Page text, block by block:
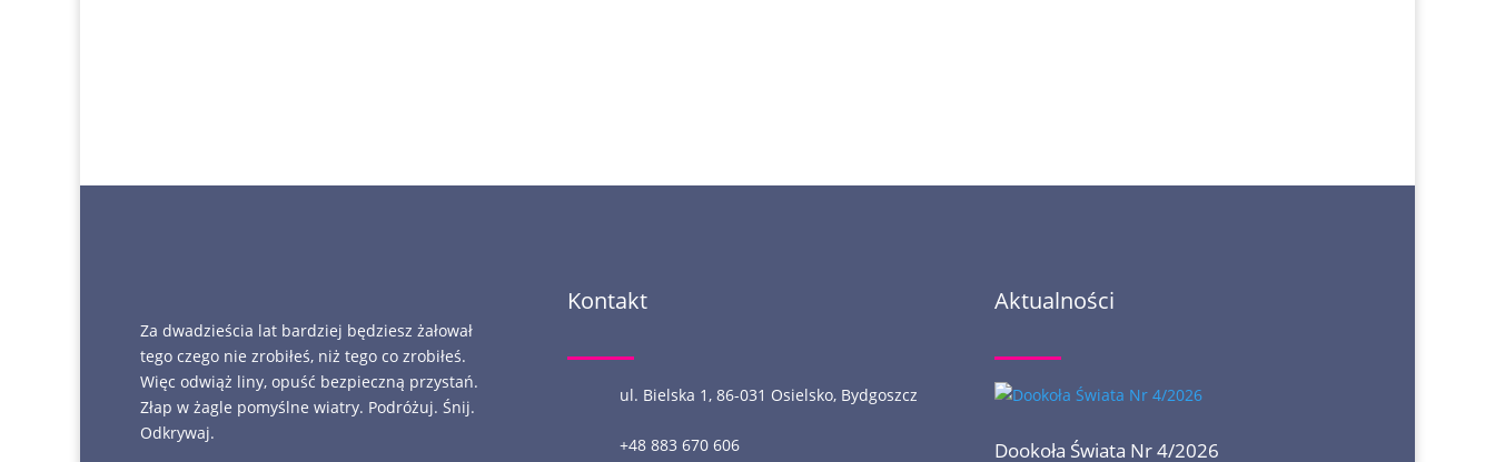
Za dwadzieścia lat bardziej będziesz żałował
tego czego nie zrobiłeś, niż tego co zrobiłeś.
Więc odwiąż liny, opuść bezpieczną przystań.
Złap w żagle pomyślne wiatry. Podróżuj. Śnij.
Odkrywaj.
Kontakt
ul. Bielska 1, 86-031 Osielsko, Bydgoszcz
+48 883 670 606
Aktualności
Dookoła Świata Nr 4/2026